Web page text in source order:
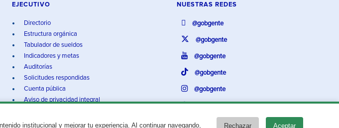
institucional y mejorar tu experiencia. Al continuar navegando, Rechazar Aceptar
EJECUTIVO
Directorio
Estructura orgánica
Tabulador de sueldos
Indicadores y metas
Auditorías
Solicitudes respondidas
Cuenta pública
Aviso de privacidad integral
NUESTRAS REDES
@gobgente
@gobgente
@gobgente
@gobgente
@gobgente
@gobgente